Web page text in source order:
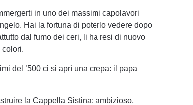
in uno dei massimi capolavori
Hai la fortuna di poterlo vedere dopo
dal fumo dei ceri, li ha resi di nuovo
colori.
del ’500 ci si aprì una crepa: il papa
la Cappella Sistina: ambizioso,